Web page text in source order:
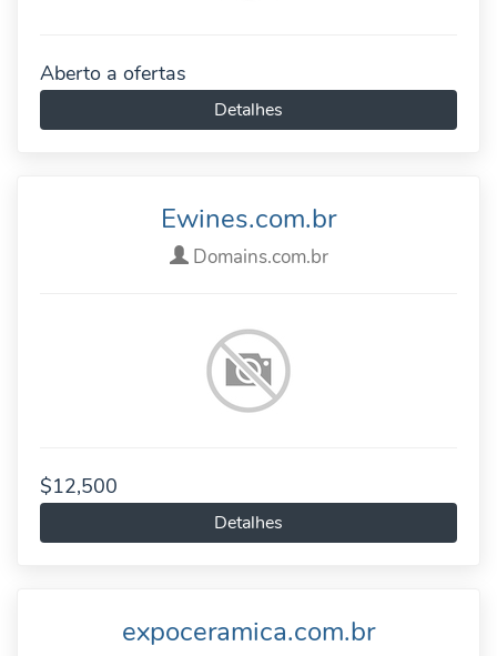
Aberto a ofertas
Detalhes
Ewines.com.br
Domains.com.br
$12,500
Detalhes
expoceramica.com.br